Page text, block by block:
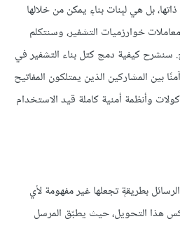
بل هي لبِنات بناءٍ يمكن من خلالها
بناء حل. تحدّد المفاتيح keys معاملات خوارزميات التشفير، وسنتكلم
سنشرح كيفية دمج كتل بناء التشفير في
بين المشاركين الذين يمتلكون المفاتيح
وأنظمة أمنية كاملة قيد الاستخدام
يحوّل التشفير Encryption الرسائل بطريقةٍ تجعلها غير مفهومة لأي
هذا التحويل، حيث يطبّق المرسل